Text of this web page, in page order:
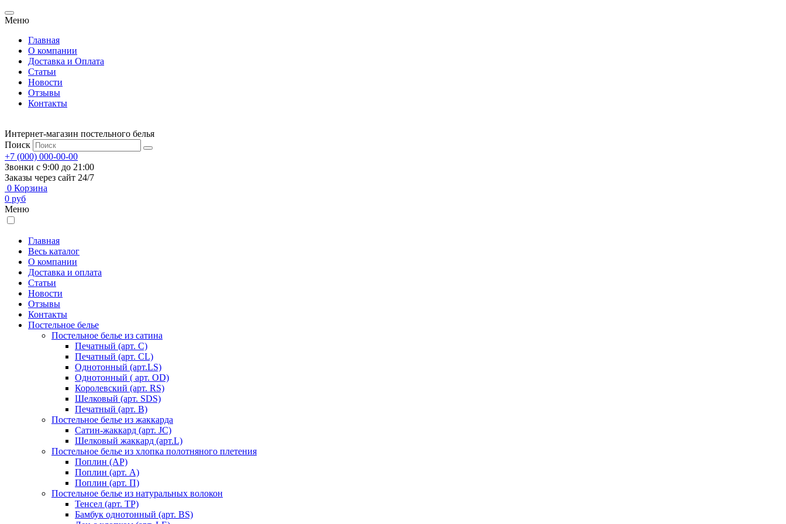
Меню
Главная
О компании
Доставка и Оплата
Статьи
Новости
Отзывы
Контакты
Интернет-магазин постельного белья
Поиск
+7 (000) 000-00-00
Звонки с 9:00 до 21:00
Заказы через сайт 24/7
0 Корзина
0 руб
Меню
Главная
Весь каталог
О компании
Доставка и оплата
Статьи
Новости
Отзывы
Контакты
Постельное белье
Постельное белье из сатина
Печатный (арт. С)
Печатный (арт. СL)
Однотонный (арт.LS)
Однотонный ( арт. OD)
Королевский (арт. RS)
Шелковый (арт. SDS)
Печатный (арт. В)
Постельное белье из жаккарда
Сатин-жаккард (арт. JC)
Шелковый жаккард (арт.L)
Постельное белье из хлопка полотняного плетения
Поплин (AP)
Поплин (арт. А)
Поплин (арт. П)
Постельное белье из натуральных волокон
Тенсел (арт. ТР)
Бамбук однотонный (арт. BS)